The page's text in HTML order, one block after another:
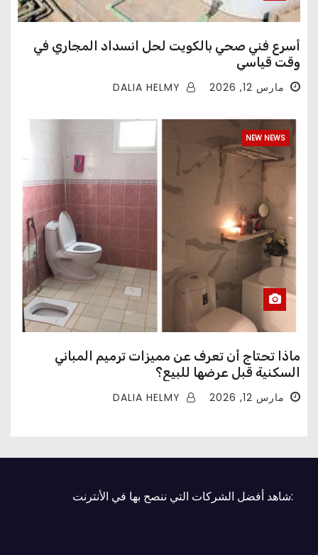
أسرع فني صحي بالكويت لحل انسداد المجاري في
وقت قياسي
مارس 12, 2026
NEW NEWS
ماذا تحتاج أن تعرف عن مميزات ترميم المباني
السكنية قبل عرضها للبيع؟
مارس 12, 2026
:شاهد أفضل الشركات التي ننصح بها في الأنترنت